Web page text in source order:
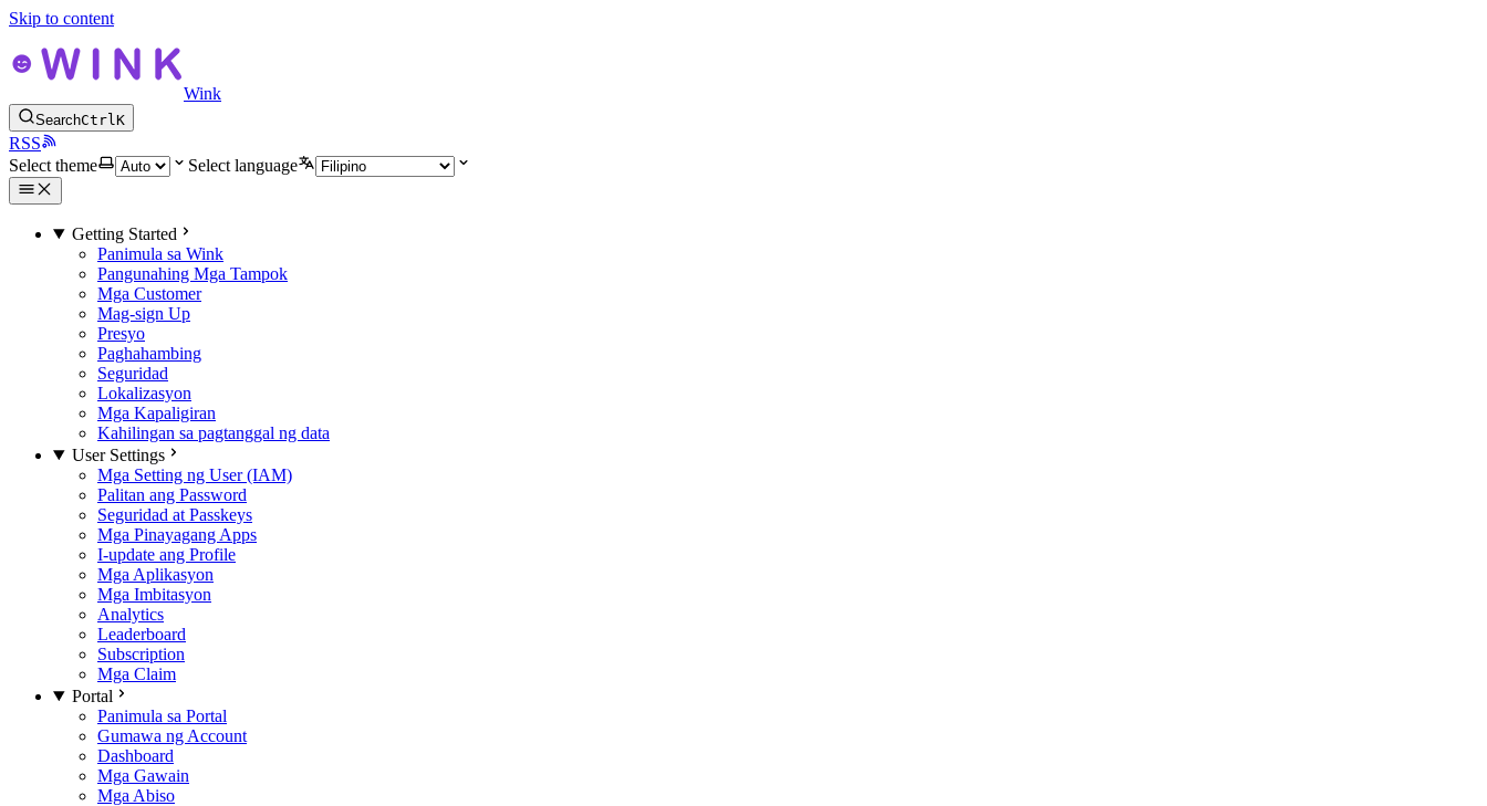
Skip to content
Wink
SearchCtrlK
RSS
Select theme
Select language
Getting Started
Panimula sa Wink
Pangunahing Mga Tampok
Mga Customer
Mag-sign Up
Presyo
Paghahambing
Seguridad
Lokalizasyon
Mga Kapaligiran
Kahilingan sa pagtanggal ng data
User Settings
Mga Setting ng User (IAM)
Palitan ang Password
Seguridad at Passkeys
Mga Pinayagang Apps
I-update ang Profile
Mga Aplikasyon
Mga Imbitasyon
Analytics
Leaderboard
Subscription
Mga Claim
Portal
Panimula sa Portal
Gumawa ng Account
Dashboard
Mga Gawain
Mga Abiso